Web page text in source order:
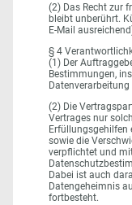
(2) Das Recht zur
bleibt unberührt.
E-Mail
§ 4
(1) Der
Bestimmungen,
Datenverarbeitung
(2) Die
Vertrages nur
Erfüllungsgehilfen
sowie die
verpflichtet und
Dabei ist auch
Datengeheimnis
fortbesteht.